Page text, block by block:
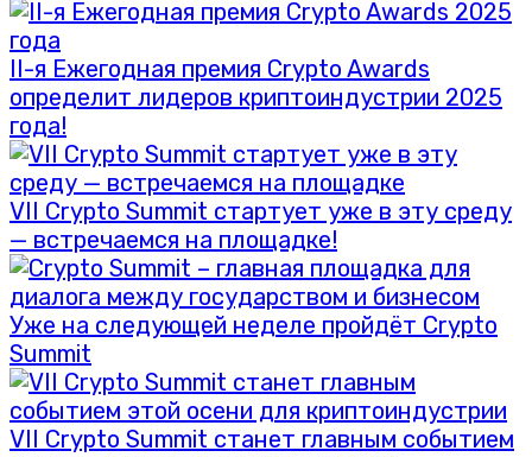
II-я Ежегодная премия Crypto Awards
определит лидеров криптоиндустрии 2025
года!
VII Crypto Summit стартует уже в эту среду
— встречаемся на площадке!
Уже на следующей неделе пройдёт Crypto
Summit
VII Crypto Summit станет главным событием